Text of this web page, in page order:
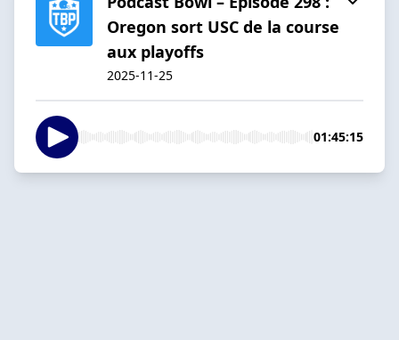
Oregon sort USC de la course
aux playoffs
2025-11-25
01:45:15